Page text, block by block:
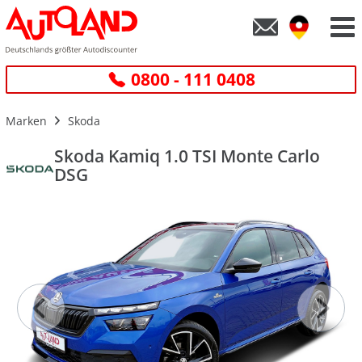
0800 - 111 0408
Marken Skoda
Skoda Kamiq 1.0 TSI Monte Carlo
DSG